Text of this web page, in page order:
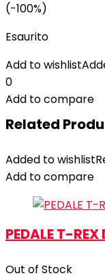
(-100%)
Esaurito
Add to wishlist
0
Add to compare
Related
Added to wishlist
Add to compare
PEDALE T-
Out of Stock